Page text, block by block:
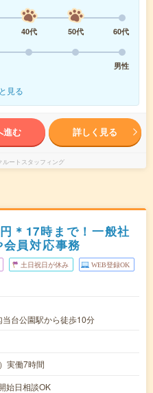
40代 50代
60代
男性
見る
進む 詳しく見る
ルートスタッフィング
＊17時まで！一般社
員対応事務
土日祝日が休み WEB登録OK
台公園駅から徒歩10分
実働7時間
始日相談OK